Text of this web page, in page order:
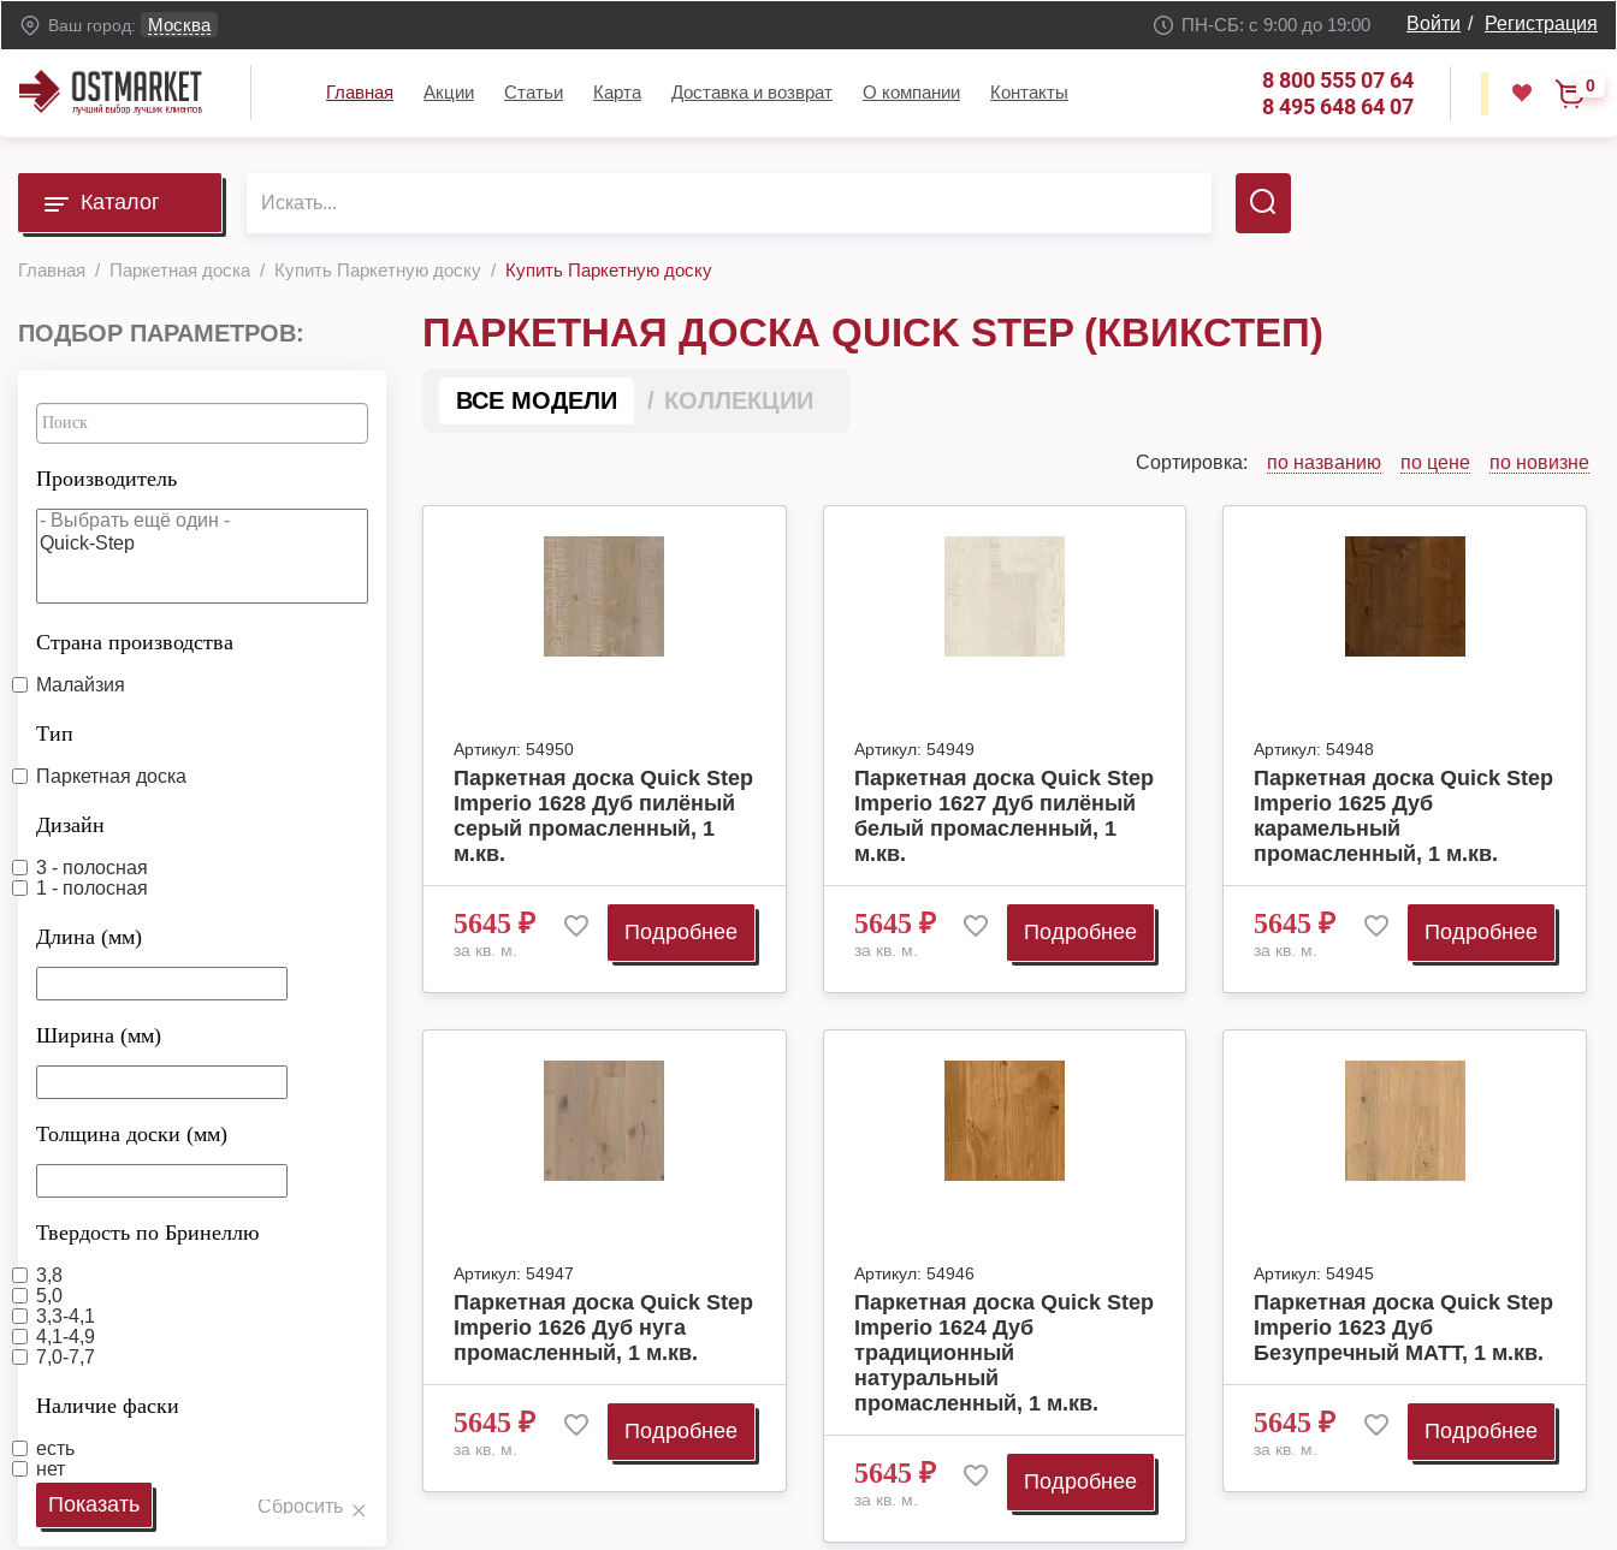
Ваш город: Москва ПН-СБ: с 9:00 до 19:00 Войти / Регистрация
Главная Акции Статьи Карта Доставка и возврат О компании Контакты
8 800 555 07 64
8 495 648 64 07
0
Каталог
Главная Паркетная доска Купить Паркетную доску Купить Паркетную доску
ПОДБОР ПАРАМЕТРОВ:
Производитель
Страна производства
Малайзия
Тип
Паркетная доска
Дизайн
3 - полосная
1 - полосная
Длина (мм)
Ширина (мм)
Толщина доски (мм)
Твердость по Бринеллю
3,8
5,0
3,3-4,1
4,1-4,9
7,0-7,7
Наличие фаски
есть
нет
ПАРКЕТНАЯ ДОСКА QUICK STEP (КВИКСТЕП)
ВСЕ МОДЕЛИ КОЛЛЕКЦИИ
Сортировка: по названию по цене по новизне
Артикул: 54950
Паркетная доска Quick Step
Imperio 1628 Дуб пилёный
серый промасленный, 1
м.кв.
5645 ₽
за кв. м.
Подробнее
Артикул: 54949
Паркетная доска Quick Step
Imperio 1627 Дуб пилёный
белый промасленный, 1
м.кв.
5645 ₽
за кв. м.
Подробнее
Артикул: 54948
Паркетная доска Quick Step
Imperio 1625 Дуб
карамельный
промасленный, 1 м.кв.
5645 ₽
за кв. м.
Подробнее
Артикул: 54947
Паркетная доска Quick Step
Imperio 1626 Дуб нуга
промасленный, 1 м.кв.
5645 ₽
за кв. м.
Подробнее
Артикул: 54946
Паркетная доска Quick Step
Imperio 1624 Дуб
традиционный
натуральный
промасленный, 1 м.кв.
5645 ₽
за кв. м.
Подробнее
Артикул: 54945
Паркетная доска Quick Step
Imperio 1623 Дуб
Безупречный МАТТ, 1 м.кв.
5645 ₽
за кв. м.
Подробнее